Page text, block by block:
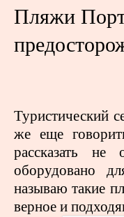
Пляжи
Туристический
же еще
рассказать
оборудовано
называю такие
верное и